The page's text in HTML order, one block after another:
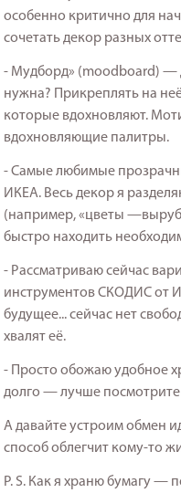
особенно критично для
сочетать декор разных
- Мудборд» (moodboard) —
нужна? Прикреплять на
которые вдохновляют.
вдохновляющие палитры.
- Самые любимые
ИКЕА. Весь декор я
(например, «цветы
быстро находить
- Рассматриваю сейчас
инструментов СКОДИС от
будущее... сейчас нет
хвалят её.
- Просто обожаю удобное
долго — лучше посмотрите
А давайте устроим обмен
способ облегчит кому-то
P. S. Как я храню бумагу —